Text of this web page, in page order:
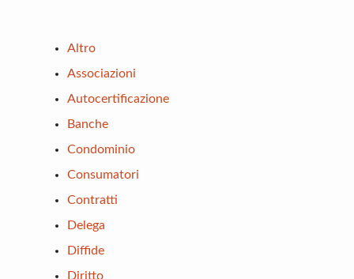
Altro
Associazioni
Autocertificazione
Banche
Condominio
Consumatori
Contratti
Delega
Diffide
Diritto